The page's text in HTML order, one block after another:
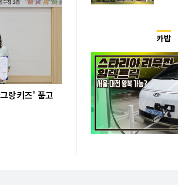
랑키즈' 품고
카밥